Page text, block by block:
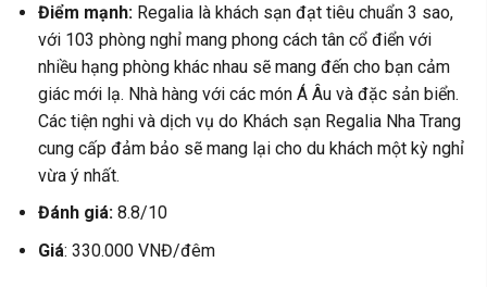
Điểm mạnh: Regalia là khách sạn đạt tiêu chuẩn 3 sao,
với 103 phòng nghỉ mang phong cách tân cổ điển với
nhiều hạng phòng khác nhau sẽ mang đến cho bạn cảm
giác mới lạ. Nhà hàng với các món Á Âu và đặc sản biển.
Các tiện nghi và dịch vụ do Khách sạn Regalia Nha Trang
cung cấp đảm bảo sẽ mang lại cho du khách một kỳ nghỉ
vừa ý nhất.
Đánh giá: 8.8/10
Giá: 330.000 VNĐ/đêm